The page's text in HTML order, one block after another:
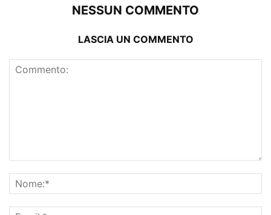
NESSUN COMMENTO
LASCIA UN COMMENTO